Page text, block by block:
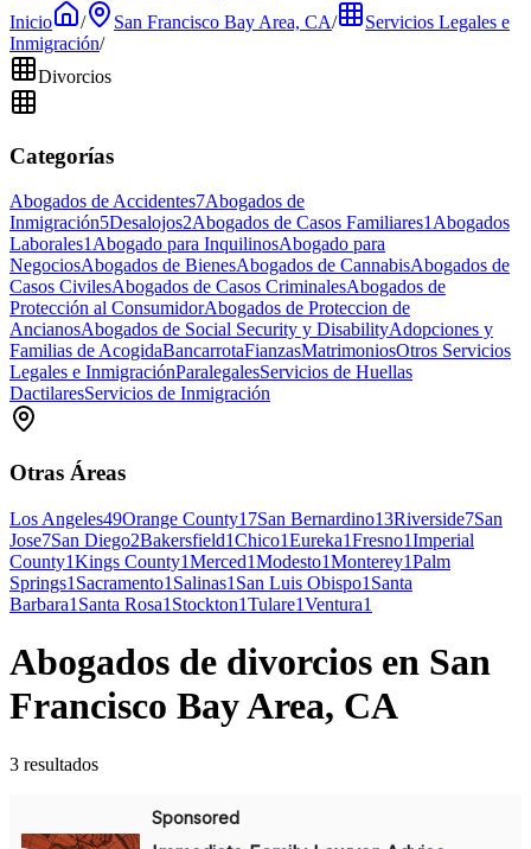
Inicio
/ San Francisco Bay Area, CA/
Servicios Legales e
Inmigración/
Divorcios
Categorías
Abogados de Accidentes7Abogados de
Inmigración5Desalojos2Abogados de Casos Familiares1Abogados
Laborales1Abogado para InquilinosAbogado para
NegociosAbogados de BienesAbogados de CannabisAbogados de
Casos CivilesAbogados de Casos CriminalesAbogados de
Protección al ConsumidorAbogados de Proteccion de
AncianosAbogados de Social Security y DisabilityAdopciones y
Familias de AcogidaBancarrotaFianzasMatrimoniosOtros Servicios
Legales e InmigraciónParalegalesServicios de Huellas
DactilaresServicios de Inmigración
Otras Áreas
Los Angeles49Orange County17San Bernardino13Riverside7San
Jose7San Diego2Bakersfield1Chico1Eureka1Fresno1Imperial
County1Kings County1Merced1Modesto1Monterey1Palm
Springs1 Sacramento1 Salinas1 San Luis Obispo1 Santa
Barbara1 Santa Rosa1 Stockton1Tulare1Ventura1
Abogados de divorcios en San
Francisco Bay Area, CA
3 resultados